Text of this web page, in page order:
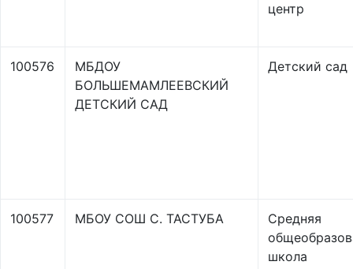
центр
100576
МБДОУ
БОЛЬШЕМАМЛЕЕВСКИЙ
ДЕТСКИЙ САД
Детский сад
100577 МБОУ СОШ С. ТАСТУБА
Средняя
школа